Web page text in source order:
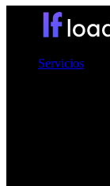
Servicios